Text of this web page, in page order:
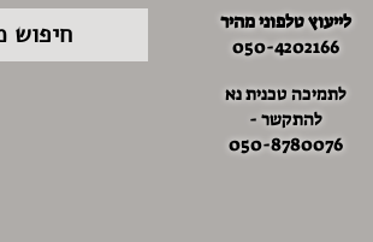
לייעוץ טלפוני מהיר
050-4202166
לתמיכה טכנית נא
להתקשר -
050-8780076